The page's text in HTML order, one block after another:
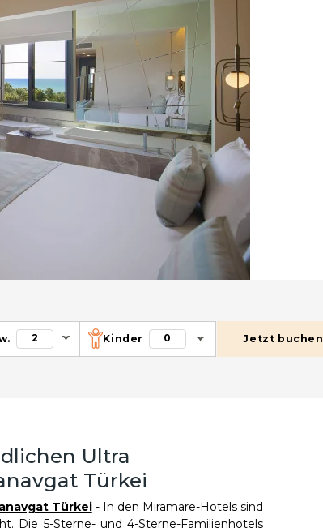
2 Kinder 0 Jetzt buchen
Ultra
Türkei
Türkei- In den Miramare-Hotels sind
Die 5-Sterne- und 4-Sterne-Familienhotels